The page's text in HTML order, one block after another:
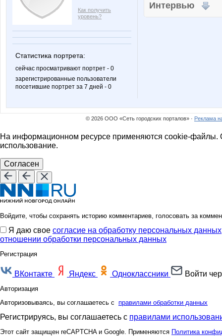
Как получить
уровень?
Статистика портрета:
сейчас просматривают портрет - 0
зарегистрированные пользователи
посетившие портрет за 7 дней - 0
Интервью
© 2026 ООО «Сеть городских порталов» · Реклама
На информационном ресурсе применяются cookie-файлы.
использование.
Согласен
Войдите, чтобы сохранять историю комментариев, голосовать за
Я даю свое согласие на обработку персональных данных
отношении обработки персональных данных
Регистрация
ВКонтакте Яндекс Одноклассники Войти
Авторизация
Авторизовываясь, вы соглашаетесь с правилами обработки данных
Регистрируясь, вы соглашаетесь с правилами
Этот сайт защищен reCAPTCHA и Google. Применяются Политика